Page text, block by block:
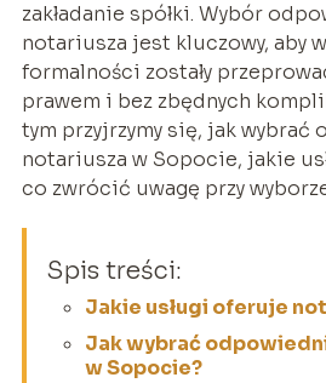
zakładanie spółki. Wybór
notariusza jest kluczowy, aby
formalności zostały
prawem i bez zbędnych
tym przyjrzymy się, jak
notariusza w Sopocie, jakie
co zwrócić uwagę przy
Spis treści:
Jakie usługi oferuje
Jak wybrać
w Sopocie?